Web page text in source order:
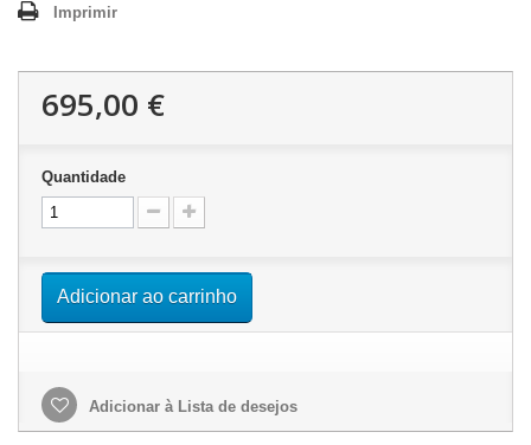
Imprimir
695,00 €
Quantidade
Adicionar ao carrinho
Adicionar à Lista de desejos